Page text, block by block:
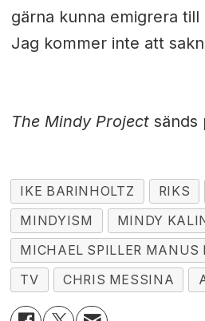
gärna kunna emigrera till
Jag kommer inte att
The Mindy Projectsänds
IKE BARINHOLTZ RIKS
MINDYISM
MINDY
MICHAEL SPILLER MANUS
TV
CHRIS MESSINA